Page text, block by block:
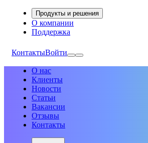
Продукты и решения
О компании
Поддержка
КонтактыВойти
О нас
Клиенты
Новости
Статьи
Вакансии
Отзывы
Контакты